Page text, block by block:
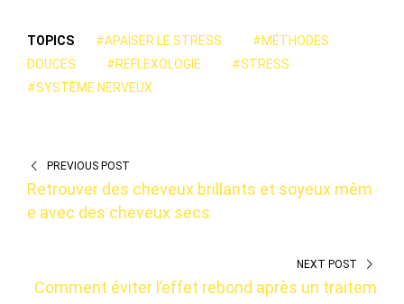
TOPICS #APAISER LE STRESS
#MÉTHODES
DOUCES
#REFLEXOLOGIE
#STRESS
#SYSTÈME NERVEUX
PREVIOUS POST
Retrouver des cheveux brillants et soyeux mêm
e avec des cheveux secs
NEXT POST
Comment éviter l’effet rebond après un traitem